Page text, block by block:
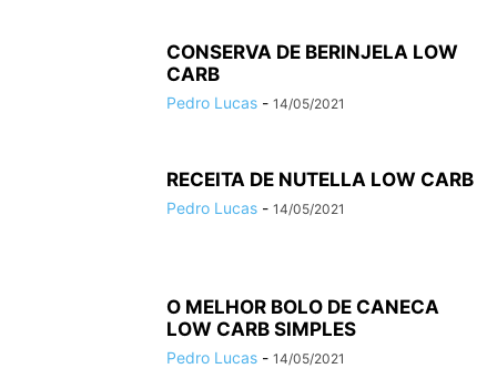
CONSERVA DE BERINJELA LOW
CARB
Pedro Lucas - 14/05/2021
RECEITA DE NUTELLA LOW CARB
Pedro Lucas - 14/05/2021
O MELHOR BOLO DE CANECA
LOW CARB SIMPLES
Pedro Lucas - 14/05/2021